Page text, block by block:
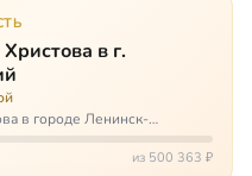
в г.
в городе Ленинск-
– совсем новый, он
сейчас храм может вообще
из 500 363 ₽